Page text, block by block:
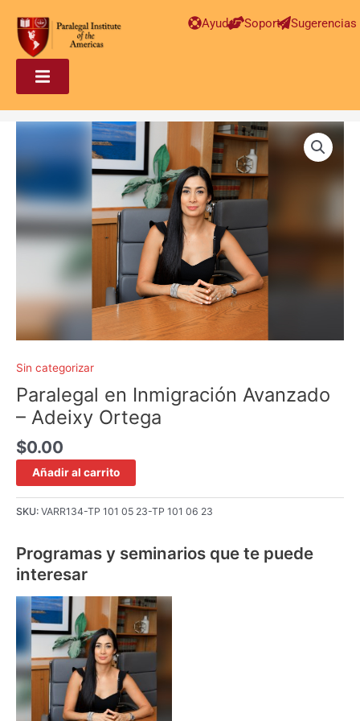
Ayuda Soporte Sugerencias
Sin categorizar
Paralegal en Inmigración Avanzado
– Adeixy Ortega
$0.00
Paralegal
–
Adeixy
Ortega
Añadir al carrito
SKU: VARR134-TP 101 05 23-TP 101 06 23
Programas y seminarios que te puede
interesar